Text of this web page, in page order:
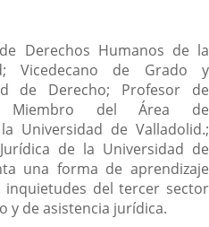
Derechos Humanos de la
Vicedecano de Grado y
de Derecho; Profesor de
Miembro del Área de
Universidad de Valladolid.;
de la Universidad de
una forma de aprendizaje
inquietudes del tercer sector
y de asistencia jurídica.